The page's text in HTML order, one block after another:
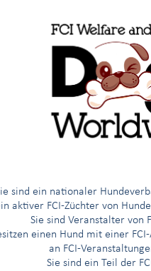
sind ein nationaler
aktiver FCI-Züchter von
Sie sind Veranstalter von
einen Hund mit einer
an FCI-
Sie sind ein Teil der
FCI
- Wasserhunde